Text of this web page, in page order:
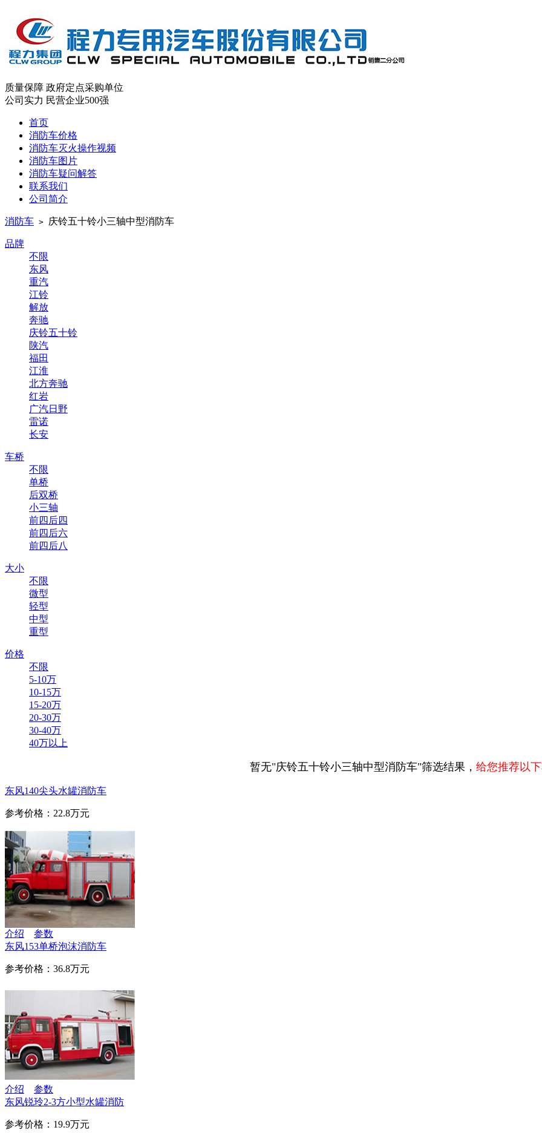
质量保障 政府定点采购单位
公司实力 民营企业500强
首页
消防车价格
消防车灭火操作视频
消防车图片
消防车疑问解答
联系我们
公司简介
消防车 > 庆铃五十铃小三轴中型消防车
品牌
不限
东风
重汽
江铃
解放
奔驰
庆铃五十铃
陕汽
福田
江淮
北方奔驰
红岩
广汽日野
雷诺
长安
车桥
不限
单桥
后双桥
小三轴
前四后四
前四后六
前四后八
大小
不限
微型
轻型
中型
重型
价格
不限
5-10万
10-15万
15-20万
20-30万
30-40万
40万以上
暂无"庆铃五十铃小三轴中型消防车"筛选结果， 给您推荐以
东风140尖头水罐消防车
参考价格：22.8万元
介绍
参数
东风153单桥泡沫消防车
参考价格：36.8万元
介绍
参数
东风锐玲2-3方小型水罐消防
参考价格：19.9万元